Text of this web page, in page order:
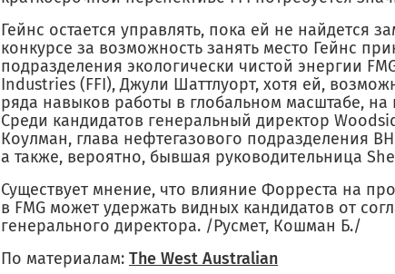
Гейнс остается управлять, пока ей не найдется
конкурсе за возможность занять место Гейнс
подразделения экологически чистой энергии
Industries (FFI), Джули Шаттлуорт, хотя ей,
ряда навыков работы в глобальном масштабе, на
Среди кандидатов генеральный директор
Коулман, глава нефтегазового подразделения
а также, вероятно, бывшая руководительница
Существует мнение, что влияние Форреста на
в FMG может удержать видных кандидатов от
генерального директора. /Русмет, Кошман Б./
По материалам: The West Australian